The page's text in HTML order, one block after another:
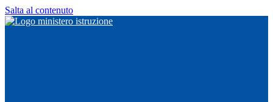
Salta al contenuto